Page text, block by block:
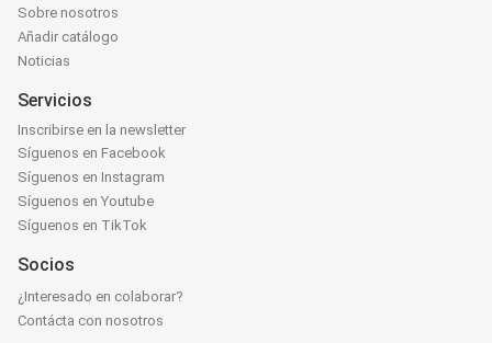
Sobre nosotros
Añadir catálogo
Noticias
Servicios
Inscribirse en la newsletter
Síguenos en Facebook
Síguenos en Instagram
Síguenos en Youtube
Síguenos en TikTok
Socios
¿Interesado en colaborar?
Contácta con nosotros